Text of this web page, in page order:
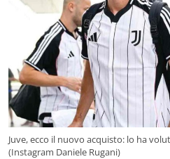
Juve, ecco il nuovo acquisto: lo ha
(Instagram Daniele Rugani)